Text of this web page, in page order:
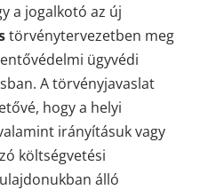
a jogalkotó az új
törvénytervezetben meg
ügyvédi
A törvényjavaslat
hogy a helyi
irányításuk vagy
költségvetési
álló